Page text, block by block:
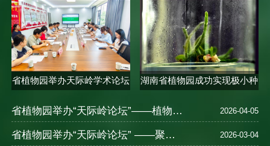
省植物园举办天际岭学术论坛
湖南省植物园成功实现极小种
省植物园举办“天际岭论坛”——植物的多样性、保育、种质创新及应用—以秋海棠为例 2026-04-05
省植物园举办“天际岭论坛” ——聚焦植物健康智慧与中医养生 2026-03-04